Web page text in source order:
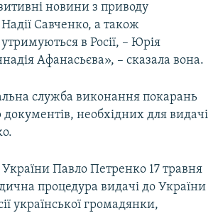
новини з приводу
Савченко, а також
утримуються в Росії, – Юрія
Афанасьєва», – сказала вона.
служба виконання покарань
документів, необхідних для видачі
України Павло Петренко 17 травня
процедура видачі до України
української громадянки,